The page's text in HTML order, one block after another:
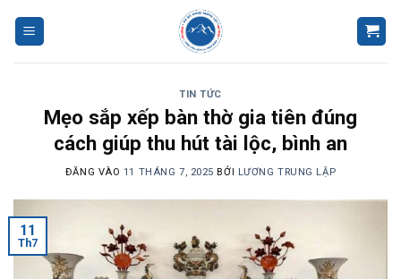
TIN TỨC
Mẹo sắp xếp bàn thờ gia tiên đúng
cách giúp thu hút tài lộc, bình an
ĐĂNG VÀO 11 THÁNG 7, 2025 BỞI LƯƠNG TRUNG LẬP
11
Th7